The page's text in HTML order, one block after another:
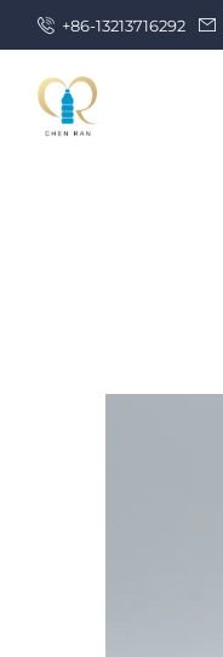
+86-13213716292